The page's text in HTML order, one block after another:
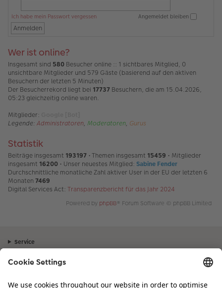
Ich habe mein Passwort vergessen Angemeldet bleiben
Wer ist online?
Insgesamt sind 580 Besucher online :: 1 sichtbares Mitglied, 0
unsichtbare Mitglieder und 579 Gäste (basierend auf den aktiven
Besuchern der letzten 5 Minuten)
Der Besucherrekord liegt bei 17737 Besuchern, die am 15.04.2026,
05:23 gleichzeitig online waren.
Mitglieder:
Legende: Administratoren, Moderatoren, Gurus
Statistik
Beiträge insgesamt 193197 • Themen insgesamt 15459 • Mitglieder
insgesamt 16200 • Unser neuestes Mitglied: Sabine Fender
Durchschnittliche monatliche Zahl aktiver User in der EU der letzten 6
Monaten 7469
Digital Services Act: Transparenzbericht für das Jahr 2024
Powered by phpBB® Forum Software © phpBB Limited
Service